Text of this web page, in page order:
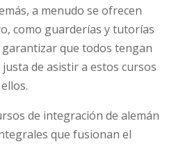
a menudo se ofrecen
como guarderías y tutorías
que todos tengan
de asistir a estos cursos
de integración de alemán
que fusionan el